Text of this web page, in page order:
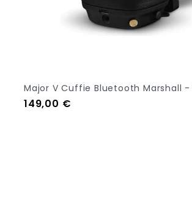
Major V Cuffie Bluetooth Marshall -
Prezzo
149,00 €